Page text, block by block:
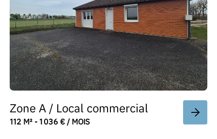
Zone A / Local commercial
112 M² - 1 036 € / MOIS